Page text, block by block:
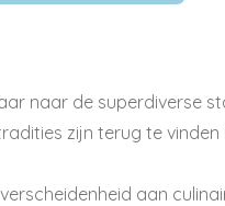
naar de superdiverse
zijn terug te
aan